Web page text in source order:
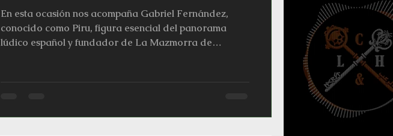
En esta ocasión nos acompaña Gabriel Fernández,
conocido como Piru, figura esencial del panorama
lúdico español y fundador de La Mazmorra de
"Magic: The Gathering", "HeroQuest" y el juego de rol
estado entrelazada con los dados, las cartas y las